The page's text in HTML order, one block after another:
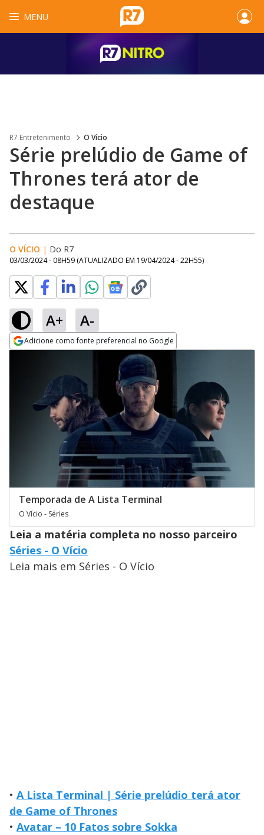
MENU
R7 Entretenimento O Vício
Série prelúdio de Game of
Thrones terá ator de
destaque
O VÍCIO | Do R7
03/03/2024 - 08H59 (ATUALIZADO EM 19/04/2024 - 22H55)
A+ A-
Adicione como fonte preferencial no Google
Temporada de A Lista Terminal
O Vício - Séries
Leia a matéria completa no nosso parceiro
Séries - O Vício
Leia mais em Séries - O Vício
• A Lista Terminal | Série prelúdio terá ator
de Game of Thrones
• Avatar – 10 Fatos sobre Sokka